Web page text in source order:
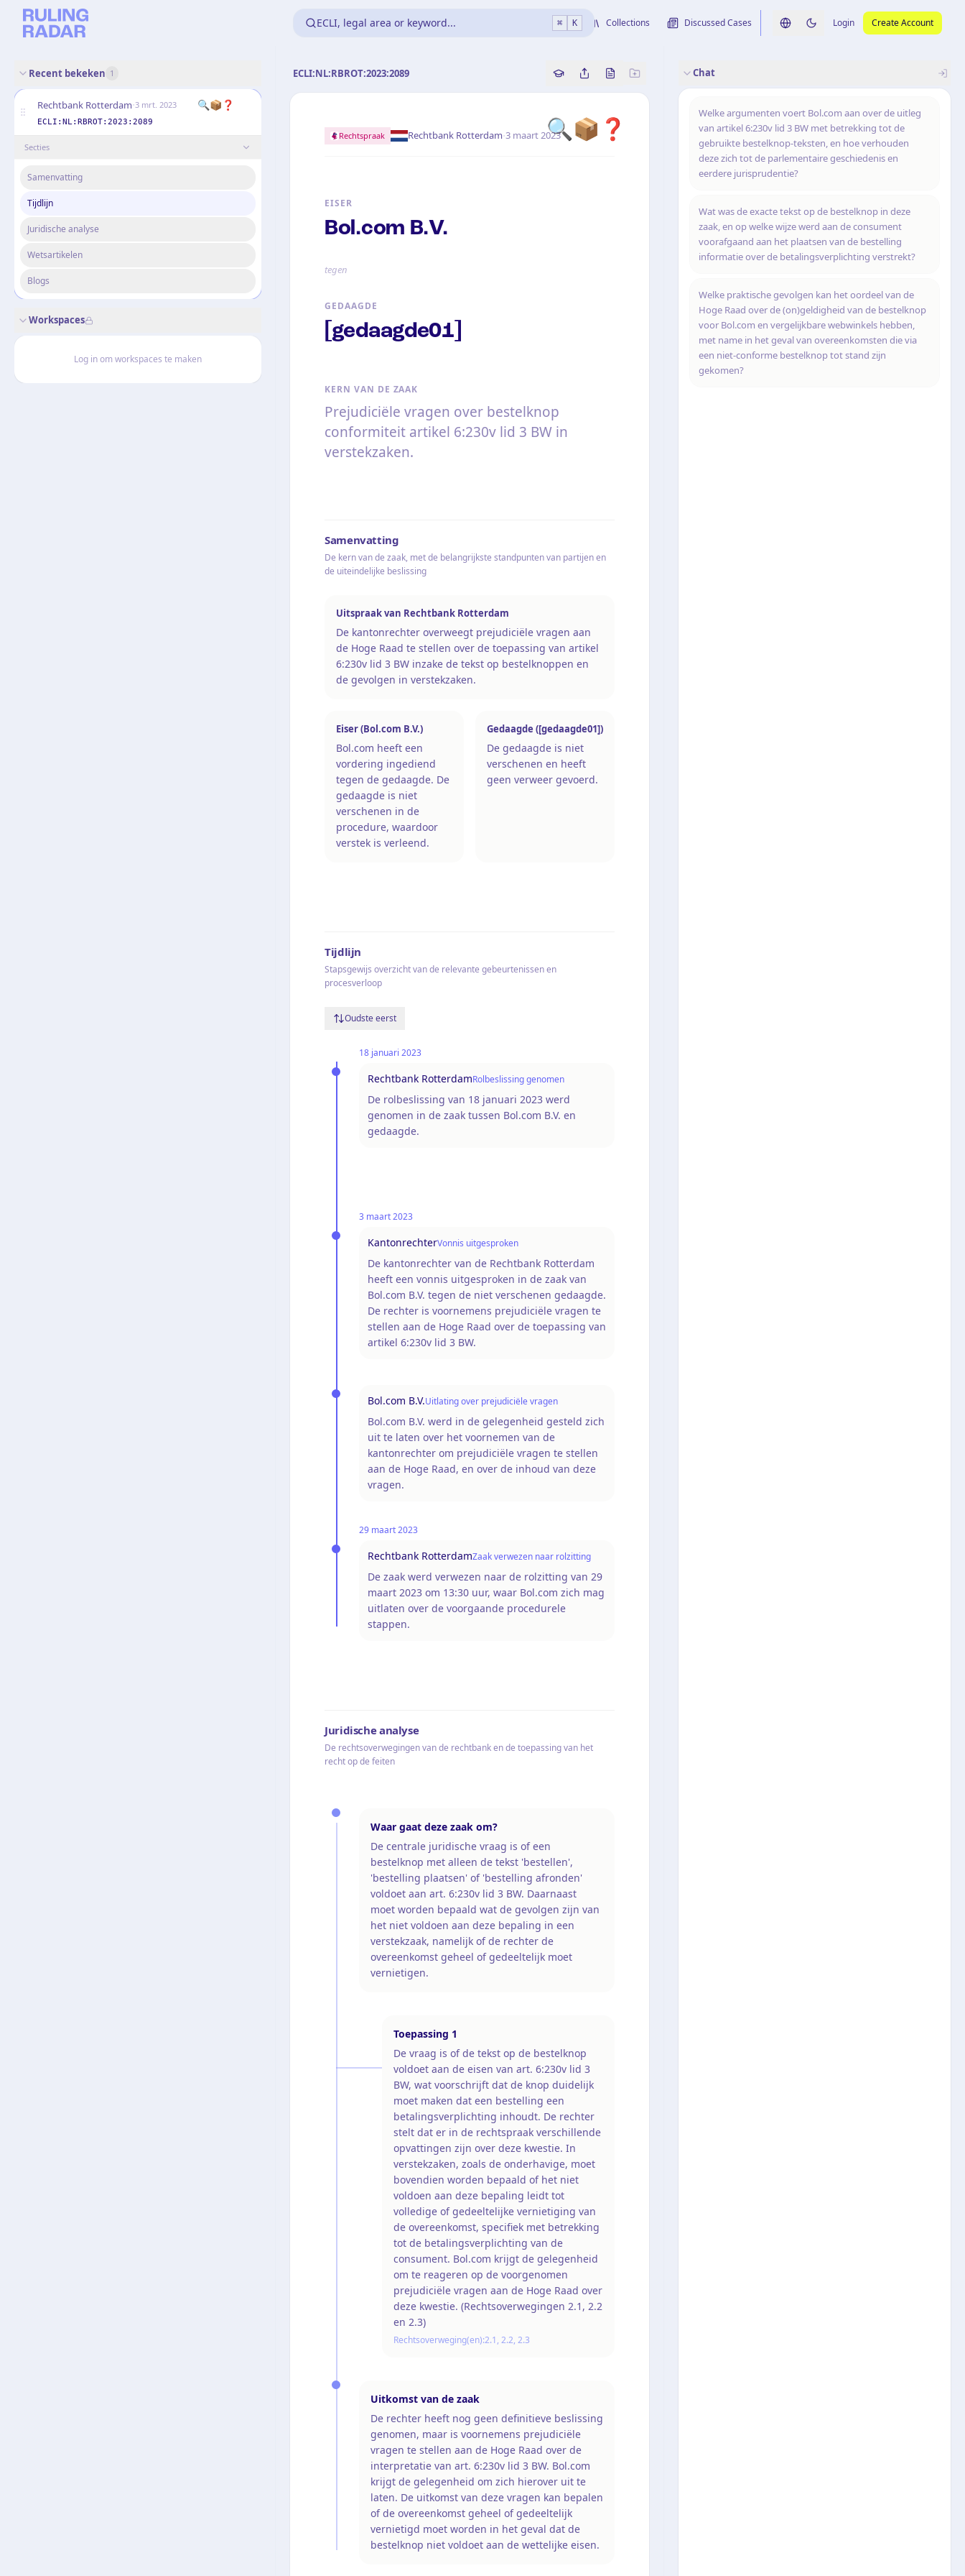
ECLI, legal area or keyword... ⌘ K Collections Discussed Cases Switch language
Switch to dark theme
Login Create Account
Recent bekeken 1
Rechtbank Rotterdam·3 mrt. 2023 🔍📦❓
ECLI:NL:RBROT:2023:2089
Secties
Samenvatting
Tijdlijn
Juridische analyse
Wetsartikelen
Blogs
Workspaces
Log in om workspaces te maken
ECLI:NL:RBROT:2023:2089 Copy source reference
Share this analysis
Bekijk originele uitspraak
🔍📦❓
Rechtspraak Rechtbank Rotterdam·3 maart 2023
EISER
Bol.com B.V.
tegen
GEDAAGDE
[gedaagde01]
KERN VAN DE ZAAK
Prejudiciële vragen over bestelknop
conformiteit artikel 6:230v lid 3 BW in
verstekzaken.
Samenvatting
De kern van de zaak, met de belangrijkste standpunten van partijen en
de uiteindelijke beslissing
Uitspraak van Rechtbank Rotterdam
De kantonrechter overweegt prejudiciële vragen aan
de Hoge Raad te stellen over de toepassing van artikel
6:230v lid 3 BW inzake de tekst op bestelknoppen en
de gevolgen in verstekzaken.
Eiser (Bol.com B.V.)
Bol.com heeft een
vordering ingediend
tegen de gedaagde. De
gedaagde is niet
verschenen in de
procedure, waardoor
verstek is verleend.
Gedaagde ([gedaagde01])
De gedaagde is niet
verschenen en heeft
geen verweer gevoerd.
Tijdlijn
Stapsgewijs overzicht van de relevante gebeurtenissen en
procesverloop
Oudste eerst
18 januari 2023
Rechtbank RotterdamRolbeslissing genomen
De rolbeslissing van 18 januari 2023 werd
genomen in de zaak tussen Bol.com B.V. en
gedaagde.
3 maart 2023
KantonrechterVonnis uitgesproken
De kantonrechter van de Rechtbank Rotterdam
heeft een vonnis uitgesproken in de zaak van
Bol.com B.V. tegen de niet verschenen gedaagde.
De rechter is voornemens prejudiciële vragen te
stellen aan de Hoge Raad over de toepassing van
artikel 6:230v lid 3 BW.
Bol.com B.V.Uitlating over prejudiciële vragen
Bol.com B.V. werd in de gelegenheid gesteld zich
uit te laten over het voornemen van de
kantonrechter om prejudiciële vragen te stellen
aan de Hoge Raad, en over de inhoud van deze
vragen.
29 maart 2023
Rechtbank RotterdamZaak verwezen naar rolzitting
De zaak werd verwezen naar de rolzitting van 29
maart 2023 om 13:30 uur, waar Bol.com zich mag
uitlaten over de voorgaande procedurele
stappen.
Juridische analyse
De rechtsoverwegingen van de rechtbank en de toepassing van het
recht op de feiten
Waar gaat deze zaak om?
De centrale juridische vraag is of een
bestelknop met alleen de tekst 'bestellen',
'bestelling plaatsen' of 'bestelling afronden'
voldoet aan art. 6:230v lid 3 BW. Daarnaast
moet worden bepaald wat de gevolgen zijn van
het niet voldoen aan deze bepaling in een
verstekzaak, namelijk of de rechter de
overeenkomst geheel of gedeeltelijk moet
vernietigen.
Toepassing 1
De vraag is of de tekst op de bestelknop
voldoet aan de eisen van art. 6:230v lid 3
BW, wat voorschrijft dat de knop duidelijk
moet maken dat een bestelling een
betalingsverplichting inhoudt. De rechter
stelt dat er in de rechtspraak verschillende
opvattingen zijn over deze kwestie. In
verstekzaken, zoals de onderhavige, moet
bovendien worden bepaald of het niet
voldoen aan deze bepaling leidt tot
volledige of gedeeltelijke vernietiging van
de overeenkomst, specifiek met betrekking
tot de betalingsverplichting van de
consument. Bol.com krijgt de gelegenheid
om te reageren op de voorgenomen
prejudiciële vragen aan de Hoge Raad over
deze kwestie. (Rechtsoverwegingen 2.1, 2.2
en 2.3)
Rechtsoverweging(en):2.1, 2.2, 2.3
Uitkomst van de zaak
De rechter heeft nog geen definitieve beslissing
genomen, maar is voornemens prejudiciële
vragen te stellen aan de Hoge Raad over de
interpretatie van art. 6:230v lid 3 BW. Bol.com
krijgt de gelegenheid om zich hierover uit te
laten. De uitkomst van deze vragen kan bepalen
of de overeenkomst geheel of gedeeltelijk
vernietigd moet worden in het geval dat de
bestelknop niet voldoet aan de wettelijke eisen.
Chat
Welke argumenten voert Bol.com aan over de uitleg
van artikel 6:230v lid 3 BW met betrekking tot de
gebruikte bestelknop-teksten, en hoe verhouden
deze zich tot de parlementaire geschiedenis en
eerdere jurisprudentie?
Wat was de exacte tekst op de bestelknop in deze
zaak, en op welke wijze werd aan de consument
voorafgaand aan het plaatsen van de bestelling
informatie over de betalingsverplichting verstrekt?
Welke praktische gevolgen kan het oordeel van de
Hoge Raad over de (on)geldigheid van de bestelknop
voor Bol.com en vergelijkbare webwinkels hebben,
met name in het geval van overeenkomsten die via
een niet-conforme bestelknop tot stand zijn
gekomen?